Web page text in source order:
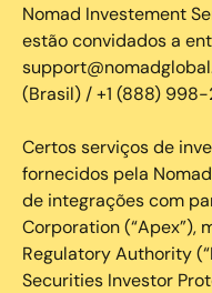
Nomad Investement
estão convidados a
(Brasil) / +1 (888) 998-
Certos serviços de
fornecidos pela
de integrações com
Corporation (“Apex”),
Regulatory Authority
Securities Investor